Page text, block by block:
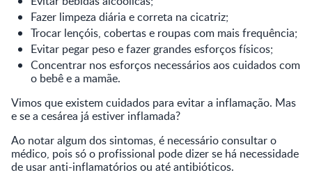
Fazer limpeza diária e correta na cicatriz;
Trocar lençóis, cobertas e roupas com mais frequência;
Evitar pegar peso e fazer grandes esforços físicos;
Concentrar nos esforços necessários aos cuidados com
o bebê e a mamãe.
Vimos que existem cuidados para evitar a inflamação. Mas
e se a cesárea já estiver inflamada?
Ao notar algum dos sintomas, é necessário consultar o
médico, pois só o profissional pode dizer se há necessidade
de usar anti-inflamatórios ou até antibióticos.